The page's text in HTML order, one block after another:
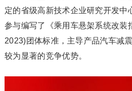
定的省级高新技术企业研究开发中
参与编写了《乘用车悬架系统改装
2023)团体标准，主导产品汽车减
较为显著的竞争优势。